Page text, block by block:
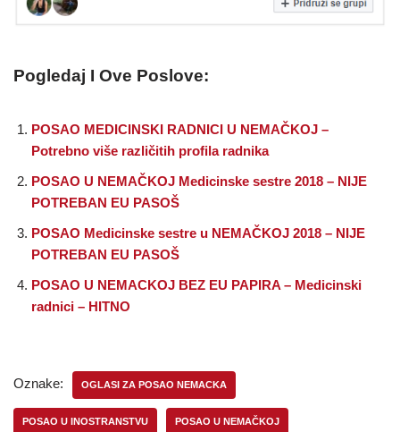
Pogledaj I Ove Poslove:
POSAO MEDICINSKI RADNICI U NEMAČKOJ –
Potrebno više različitih profila radnika
POSAO U NEMAČKOJ Medicinske sestre 2018 – NIJE
POTREBAN EU PASOŠ
POSAO Medicinske sestre u NEMAČKOJ 2018 – NIJE
POTREBAN EU PASOŠ
POSAO U NEMACKOJ BEZ EU PAPIRA – Medicinski
radnici – HITNO
Oznake: OGLASI ZA POSAO NEMACKA
POSAO U INOSTRANSTVU POSAO U NEMAČKOJ